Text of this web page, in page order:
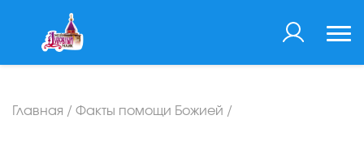
Главная / Факты помощи Божией /